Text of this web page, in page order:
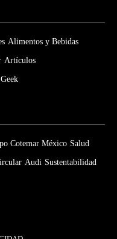
Alimentos y Bebidas
Artículos
Cotemar México Salud
Audi Sustentabilidad